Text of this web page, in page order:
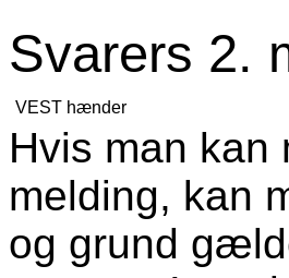
Svarers 2.
VEST hænder
Hvis man kan
melding, kan
og grund